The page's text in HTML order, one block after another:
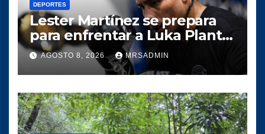
DEPORTES
Lester Martínez se prepara
para enfrentar a Luka Plantić
y defender el título mundial
interino para Guatemala
AGOSTO 8, 2026 MRSADMIN